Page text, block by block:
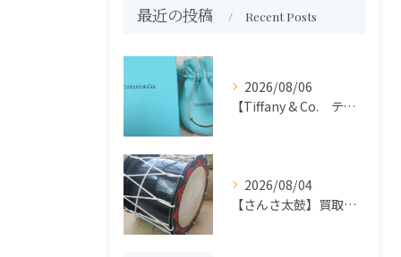
最近の投稿 Recent Posts
2026/08/06
【Tiffany & Co. ティファニー】買取 大吉盛岡店 アクセサリー買取しました！！
2026/08/04
【さんさ太鼓】買取 大吉盛岡店 楽器 買取します！！